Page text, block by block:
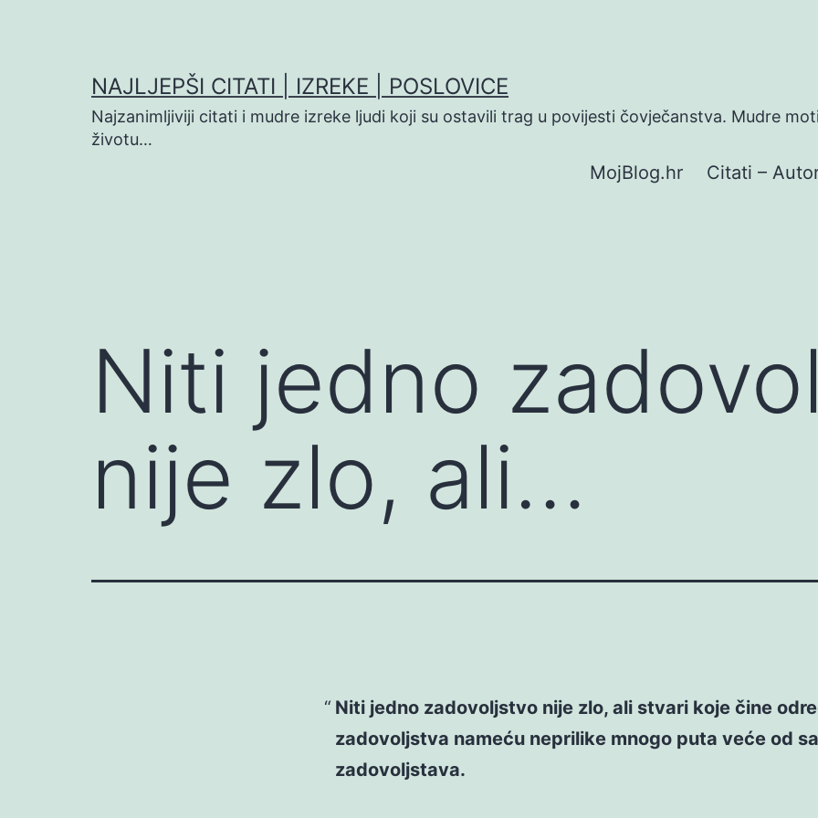
NAJLJEPŠI CITATI | IZREKE | POSLOVICE
Najzanimljiviji citati i mudre izreke ljudi koji su ostavili trag u povijesti čovječanstva. Mudre
životu…
MojBlog.hr Citati –
Niti jedno
nije zlo, ali…
Niti jedno zadovoljstvo nije zlo, ali stvari koje čine
zadovoljstva nameću neprilike mnogo puta veće od
zadovoljstava.